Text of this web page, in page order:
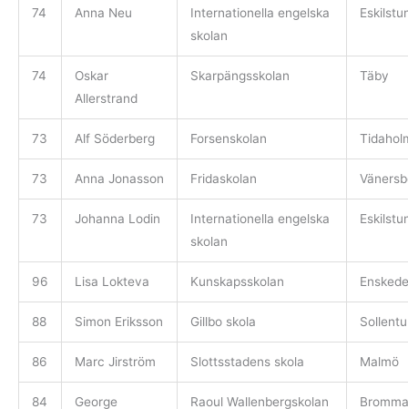
74 Anna Neu
Internationella engelska
skolan
74
Oskar
Allerstrand
Skarpängsskolan Täby
73 Alf Söderberg Forsenskolan
73 Anna Jonasson Fridaskolan
73 Johanna Lodin
Internationella engelska
skolan
96 Lisa Lokteva Kunskapsskolan Enskede
88 Simon Eriksson Gillbo skola
86 Marc Jirström Slottsstadens skola Malmö
84 George Raoul Wallenbergskolan Bromma